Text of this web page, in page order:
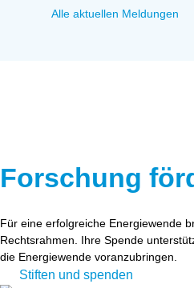
Alle aktuellen Meldungen
Forschung
Für eine erfolgreiche Energiewende
Rechtsrahmen. Ihre Spende
die Energiewende voranzubringen.
Stiften und spenden